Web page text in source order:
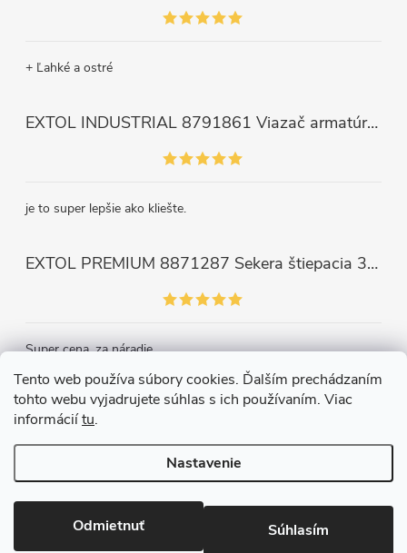
Tento web používa súbory cookies. Ďalším prechádzaním
tohto webu vyjadrujete súhlas s ich používaním. Viac
informáciítu.
Nastavenie
Odmietnuť Súhlasím
+ Ľahké a ostré
EXTOL INDUSTRIAL 8791861 Viazač armatúr aku Share20V, bez aku, drôt 0,8mm, oko 8-34mm, bezuhlíkový motor
je to super lepšie ako kliešte.
EXTOL PREMIUM 8871287 Sekera štiepacia 3500g, nylónová násada 910mm
Super cena, za náradie.
Copyright 2026Železiarstvo Páleník, s.r.o.. Všetky práva vyhradené.
Upraviť nastavenie cookies